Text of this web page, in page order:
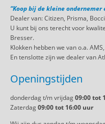
“Koop bij de kleine
Dealer van: Citizen, Prisma,
U kunt bij ons terecht voor
Bresser.
Klokken hebben we van o.a.
En tenslotte zijn we dealer van
Openingstijden
donderdag t/m vrijdag09:00 tot
Zaterdag09:00 tot 16:00 uur